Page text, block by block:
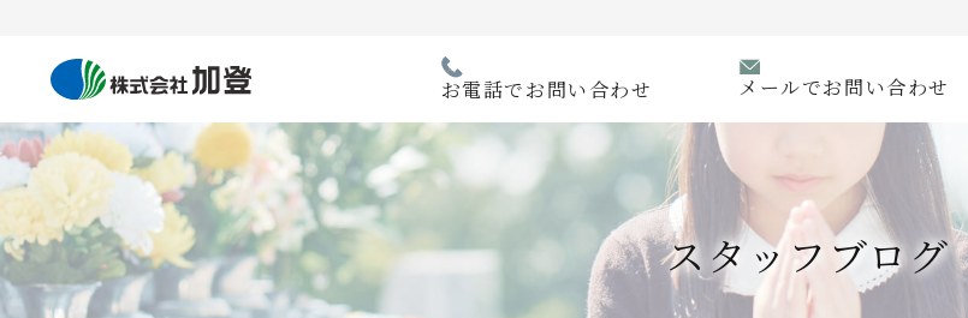
content
お電話でお問い合わせ メールでお問い合わせ
スタッフブログ